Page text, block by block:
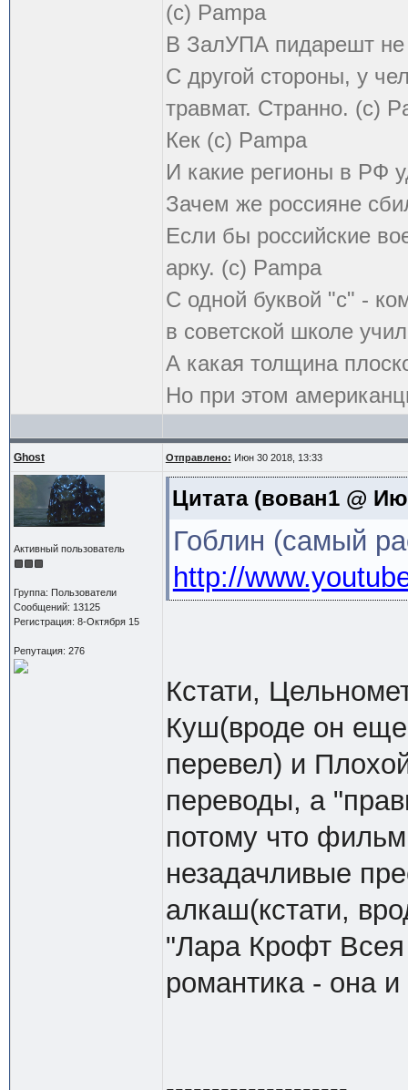
(с) Pampa
В ЗалУПА пидарешт не
С другой стороны, у
травмат. Странно. (с)
Кек (с) Pampa
И какие регионы в РФ
Зачем же россияне
Если бы российские
арку. (с) Pampa
С одной буквой "с" -
в советской школе
А какая толщина
Но при этом
Ghost Отправлено: Июн 30 2018, 13:33
Активный пользователь
Группа: Пользователи
Сообщений: 13125
Регистрация: 8-Октября 15
Репутация: 276
Цитата(вован1 @
Гоблин (самый
http://
Кстати,
Куш(вроде он еще
перевел) и
переводы, а
потому что
незадачливые
алкаш(кстати,
"Лара Крофт
романтика - она